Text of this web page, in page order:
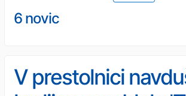
6 novic
V prestolnici